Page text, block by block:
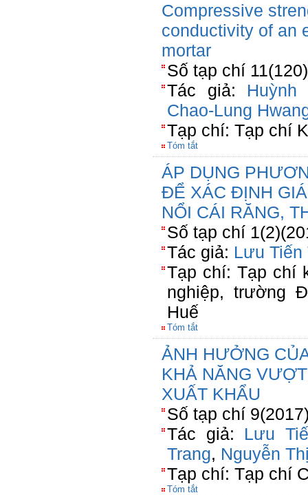
Compressive
conductivity of an
mortar
Số tạp chí
Tác giả: Huỳnh
Chao-Lung
Tạp chí: Tạp chí
Tóm tắt
ÁP DỤNG
ĐỂ XÁC ĐỊNH
NỔI CÁI RĂNG,
Số tạp chí
Tác giả: Lưu Tiến
Tạp chí: Tạp chí
nghiệp, trường
Huế
Tóm tắt
ẢNH HƯỞNG
KHẢ NĂNG
XUẤT KHẨU
Số tạp chí
Tác giả: Lưu
Trang, Nguyễn
Tạp chí: Tạp chí
Tóm tắt